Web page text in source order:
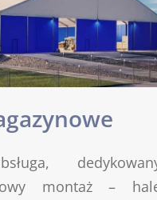
montaż –